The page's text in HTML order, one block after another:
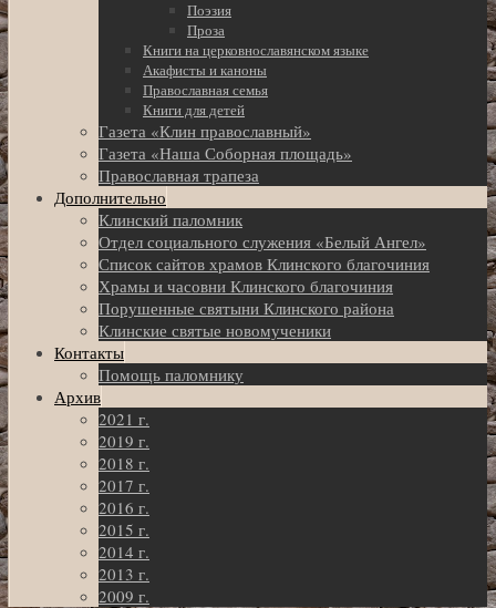
Поэзия
Проза
Книги на церковнославянском языке
Акафисты и каноны
Православная семья
Книги для детей
Газета «Клин православный»
Газета «Наша Соборная площадь»
Православная трапеза
Дополнительно
Клинский паломник
Отдел социального служения «Белый Ангел»
Список сайтов храмов Клинского благочиния
Храмы и часовни Клинского благочиния
Порушенные святыни Клинского района
Клинские святые новомученики
Контакты
Помощь паломнику
Архив
2021 г.
2019 г.
2018 г.
2017 г.
2016 г.
2015 г.
2014 г.
2013 г.
2009 г.